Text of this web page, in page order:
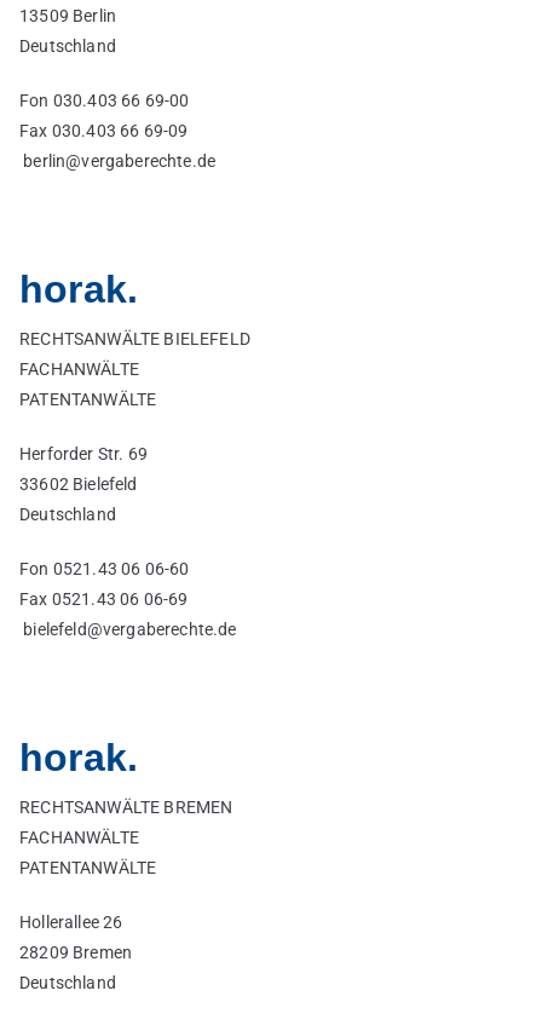
13509 Berlin
Deutschland
Fon 030.403 66 69-00
Fax 030.403 66 69-09
berlin@vergaberechte.de
horak.
RECHTSANWÄLTE BIELEFELD
FACHANWÄLTE
PATENTANWÄLTE
Herforder Str. 69
33602 Bielefeld
Deutschland
Fon 0521.43 06 06-60
Fax 0521.43 06 06-69
bielefeld@vergaberechte.de
horak.
RECHTSANWÄLTE BREMEN
FACHANWÄLTE
PATENTANWÄLTE
Hollerallee 26
28209 Bremen
Deutschland